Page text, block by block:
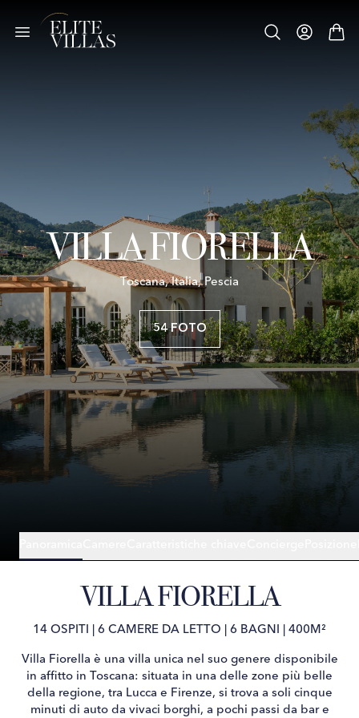
VILLA FIORELLA
Toscana, Italia, Pescia
54 FOTO
VILLA FIORELLA
14 OSPITI 6 CAMERE DA LETTO 6 BAGNI 400M²
Villa Fiorella è una villa unica nel suo genere disponibile
in affitto in Toscana: situata in una delle zone più belle
della regione, tra Lucca e Firenze, si trova a soli cinque
minuti di auto da vivaci borghi, a pochi passi da bar e